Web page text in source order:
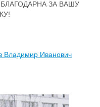
ЗА ВАШУ
Владимир Иванович